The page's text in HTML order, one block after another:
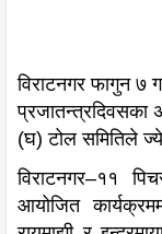
विराटनगर फागुन ७
प्रजातन्त्र​दिवसका
(घ) टोल समितिले
विराटनगर–११
आयोजित